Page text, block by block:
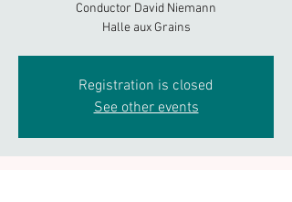
Conductor David Niemann
Halle aux Grains
Registration is closed
See other events